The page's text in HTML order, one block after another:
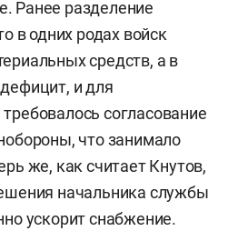
Ранее разделение
в одних родах войск
средств, а в
и для
согласование
что занимало
же, как считает Кнутов,
начальника службы
ускорит снабжение.